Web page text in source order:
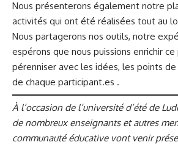
Nous présenterons également notre
activités qui ont été réalisées tout au
Nous partagerons nos outils, notre
espérons que nous puissions enrichir
pérenniser avec les idées, les points
de chaque participant.es .
À l’occasion de l’université d’été de
de nombreux enseignants et autres
communauté éducative vont venir